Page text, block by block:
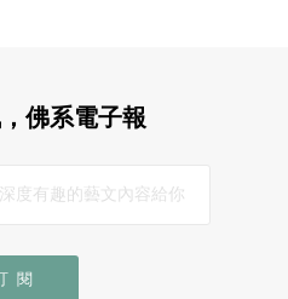
佛系電子報
閱